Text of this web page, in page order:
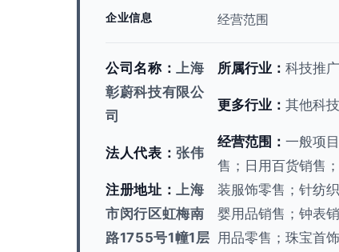
企业信息 经营范围
公司名称：上海
彰蔚科技有限公
司
法人代表：张伟
注册地址：上海
市闵行区虹梅南
路1755号1幢1层
所属行业： 科技推
更多行业： 其他科
经营范围： 一般项
售；日用百货销售
装服饰零售；针纺
婴用品销售；钟表
用品零售；珠宝首